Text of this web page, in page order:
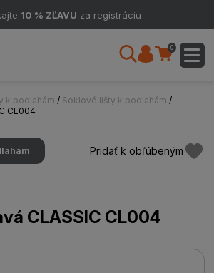
10 % ZĽAVU za registráciu
0
k podlahám / Soklové lišty k podlahám /
CL004
Pridať k obľúbeným
CLASSIC CL004